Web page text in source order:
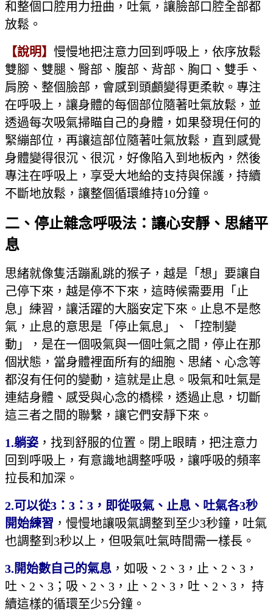
和整個口腔用力扭曲，吐氣，讓臉部口腔全部都
放鬆。
【說明】 慢慢地把注意力回到呼吸上，依序放鬆
雙腳、雙腿、臀部、腹部、背部、胸口、雙手、
肩膀、整個臉部，會感到頭顱變得更柔軟。專注
在呼吸上，讓身體的每個部位隨著吐氣放鬆，並
透過每次吸氣掃瞄自己的身體，如果發現任何的
緊繃部位，再讓這部位隨著吐氣放鬆，直到感覺
身體變得很沉、很沉，好像陷入到地板內，然後
專注在呼吸上，享受大地給的支持與保護，持續
不斷地放鬆，讓整個循環維持10分鐘。
二、停止雜念呼吸法：讓心安靜、思緒平
息
思緒就像隻活蹦亂跳的猴子，越是「想」要讓自
己停下來，越是停不下來，這時候需要用「止
息」練習，讓活躍的大腦安定下來。止息不是憋
氣，止息的意思是「停止氣息」、「控制變
動」，是在一個吸氣與一個吐氣之間，停止在那
個狀態，當身體裡面所有的細胞、思緒、心念等
都沒有任何的變動，這就是止息。吸氣和吐氣是
連結身體、感受與心念的橋樑，透過止息，切斷
這三者之間的聯繫，讓它們安靜下來。
1.躺姿 ，找到舒服的位置。閉上眼睛，把注意力
回到呼吸上，有意識地調整呼吸，讓呼吸的頻率
拉長和加深。
2.可以從3：3：3，即從吸氣、止息、吐氣各3秒
開始練習 ，慢慢地讓吸氣調整到至少3秒鐘，吐氣
也調整到3秒以上，但吸氣吐氣時間需一樣長。
3. 開始數自己的氣息 ，如吸、2、3，止、2、3，
吐、2、3；吸、2、3，止、2、3，吐、2、3， 持
續這樣的循環至少5分鐘。